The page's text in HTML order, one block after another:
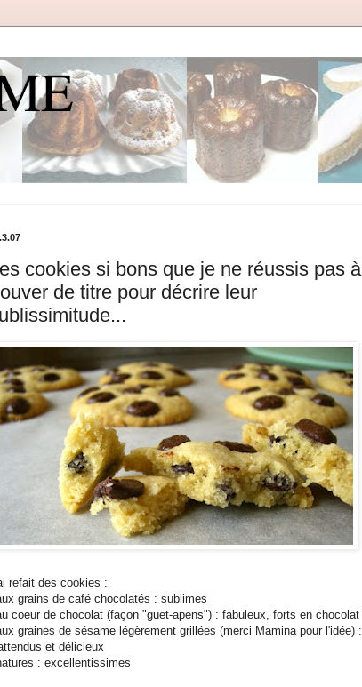
cookies si bons que je ne réussis pas à
de titre pour décrire leur
refait des cookies :
grains de café chocolatés : sublimes
coeur de chocolat (façon "guet-apens") : fabuleux, forts en chocolat
graines de sésame légèrement grillées (merci Mamina pour l'idée) :
et délicieux
: excellentissimes